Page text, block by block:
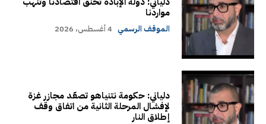
مواردنا
الموقف الرسمي 4 أغسطس، 2026
دلياني: حكومة نتنياهو تصعّد مجازر غزة
لإفشال المرحلة الثانية من اتفاق وقف
إطلاق النار